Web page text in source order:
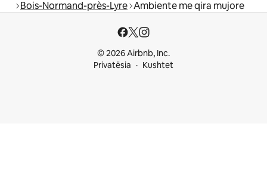
Bois-Normand-près-Lyre Ambiente me qira mujore
© 2026 Airbnb, Inc.
Privatësia
Kushtet